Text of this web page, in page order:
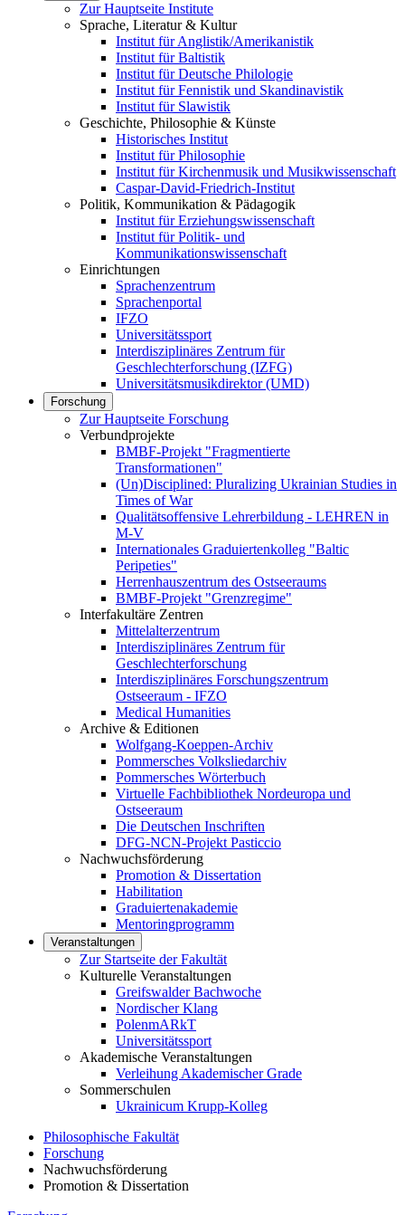
Zur Hauptseite Institute
Sprache, Literatur & Kultur
Institut für Anglistik/Amerikanistik
Institut für Baltistik
Institut für Deutsche Philologie
Institut für Fennistik und Skandinavistik
Institut für Slawistik
Geschichte, Philosophie & Künste
Historisches Institut
Institut für Philosophie
Institut für Kirchenmusik und Musikwissenschaft
Caspar-David-Friedrich-Institut
Politik, Kommunikation & Pädagogik
Institut für Erziehungswissenschaft
Institut für Politik- und
Kommunikationswissenschaft
Einrichtungen
Sprachenzentrum
Sprachenportal
IFZO
Universitätssport
Interdisziplinäres Zentrum für
Geschlechterforschung (IZFG)
Universitätsmusikdirektor (UMD)
Forschung
Zur Hauptseite Forschung
Verbundprojekte
BMBF-Projekt "Fragmentierte
Transformationen"
(Un)Disciplined: Pluralizing Ukrainian Studies in
Times of War
Qualitätsoffensive Lehrerbildung - LEHREN in
M-V
Internationales Graduiertenkolleg "Baltic
Peripeties"
Herrenhauszentrum des Ostseeraums
BMBF-Projekt "Grenzregime"
Interfakultäre Zentren
Mittelalterzentrum
Interdisziplinäres Zentrum für
Geschlechterforschung
Interdisziplinäres Forschungszentrum
Ostseeraum - IFZO
Medical Humanities
Archive & Editionen
Wolfgang-Koeppen-Archiv
Pommersches Volksliedarchiv
Pommersches Wörterbuch
Virtuelle Fachbibliothek Nordeuropa und
Ostseeraum
Die Deutschen Inschriften
DFG-NCN-Projekt Pasticcio
Nachwuchsförderung
Promotion & Dissertation
Habilitation
Graduiertenakademie
Mentoringprogramm
Veranstaltungen
Zur Startseite der Fakultät
Kulturelle Veranstaltungen
Greifswalder Bachwoche
Nordischer Klang
PolenmARkT
Universitätssport
Akademische Veranstaltungen
Verleihung Akademischer Grade
Sommerschulen
Ukrainicum Krupp-Kolleg
Philosophische Fakultät
Forschung
Nachwuchsförderung
Promotion & Dissertation